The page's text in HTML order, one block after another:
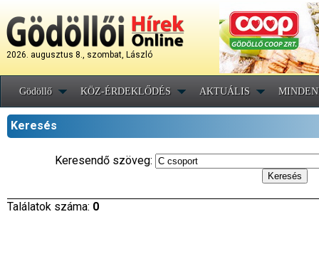
2026. augusztus 8., szombat, László
Gödöllő KÖZ-ÉRDEKLŐDÉS AKTUÁLIS
Keresés
Keresendő szöveg:
Találatok száma: 0